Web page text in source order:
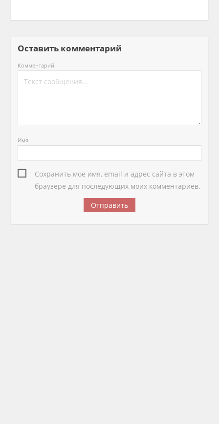
Оставить комментарий
Комментарий
Имя
Сохранить моё имя, email и адрес сайта в этом
браузере для последующих моих комментариев.